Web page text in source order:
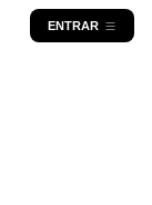
ENTRAR